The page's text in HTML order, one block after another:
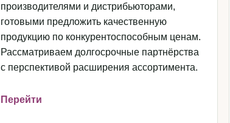
производителями и дистрибьюторами,
готовыми предложить качественную
продукцию по конкурентоспособным ценам.
Рассматриваем долгосрочные партнёрства
с перспективой расширения ассортимента.
Перейти